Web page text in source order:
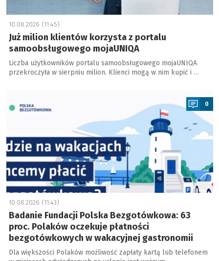
10.08.2026 (11:45)
Już milion klientów korzysta z portalu
samoobsługowego mojaUNIQA
Liczba użytkowników portalu samoobsługowego mojaUNIQA
przekroczyła w sierpniu milion. Klienci mogą w nim kupić i …
0
10.08.2026 (11:43)
Badanie Fundacji Polska Bezgotówkowa: 63
proc. Polaków oczekuje płatności
bezgotówkowych w wakacyjnej gastronomii
Dla większości Polaków możliwość zapłaty kartą lub telefonem